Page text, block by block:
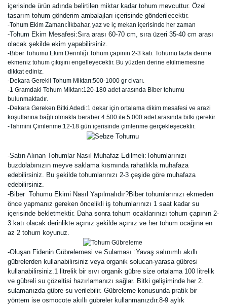
içerisinde ürün adında belirtilen miktar kadar tohum mevcuttur. Özel
tasarım tohum gönderim ambalajları içerisinde gönderilecektir.
-Tohum Ekim Zamanı:İlkbahar, yaz ve iç mekan içerisinde her zaman
-Tohum Ekim Mesafesi:Sıra arası 60-70 cm, sıra üzeri 35-40 cm arası
olacak şekilde ekim yapabilirsiniz.
-Biber Tohumu Ekim Derinliği:Tohum çapının 2-3 katı. Tohumu fazla derine
ekmeniz tohum çıkışını engelleyecektir. Bu yüzden derine ekilmemesine
dikkat ediniz.
-Dekara Gerekli Tohum Miktarı:500-1000 gr civarı.
-1 Gramdaki Tohum Miktarı:120-180 adet arasında Biber tohumu
bulunmaktadır.
-Dekara Gereken Bitki Adedi:1 dekar için ortalama dikim mesafesi ve arazi
koşullarına bağlı olmakla beraber 4.500 ile 5.000 adet arasında bitki gerekir.
-Tahmini Çimlenme:12-18 gün içerisinde çimlenme gerçekleşecektir.
-Satın Alınan Tohumlar Nasıl Muhafaz Edilmeli:Tohumlarınızı
buzdolabınızın meyve saklama kısmında rahatlıkla muhafaza
edebilirsiniz. Bu şekilde tohumlarınızı 2-3 çeşide göre muhafaza
edebilirsiniz.
-Biber Tohumu Ekimi Nasıl Yapılmalıdır?Biber tohumlarınızı ekmeden
önce yapmanız gereken öncelikli iş tohumlarınızı 1 saat kadar su
içerisinde bekletmektir. Daha sonra tohum ocaklarınızı tohum çapının 2-
3 katı olacak derinlikte açınız şekilde açınız ve her tohum ocağına en
az 2 tohum koyunuz.
-Oluşan Fidenin Gübrelemesi ve Sulaması :Yavaş salınımlı akıllı
gübrelerden kullanabilirsiniz veya organik solucan-yarasa gübresi
kullanabilirsiniz.1 litrelik bir sıvı organik gübre size ortalama 100 litrelik
ve gübreli su çözeltisi hazırlamanızı sağlar. Bitki gelişiminde her 2.
sulamanızda gübre su verilebilir. Gübreleme konusunda pratik bir
yöntem ise osmocote akıllı gübreler kullanmanızdır.8-9 aylık